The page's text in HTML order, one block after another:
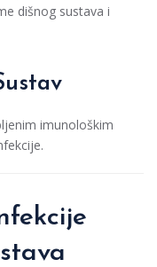
dišnog sustava i
imunološkim